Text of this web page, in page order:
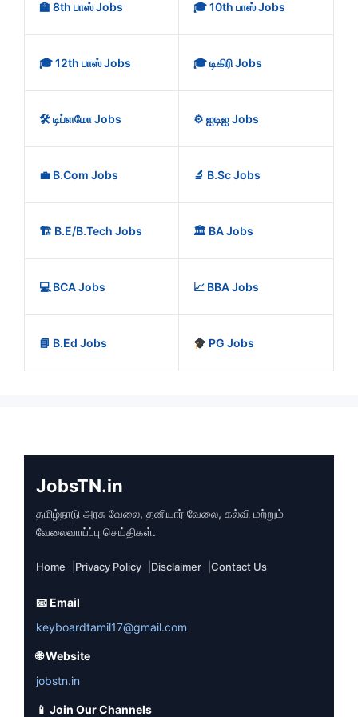
🏫 8th பாஸ் Jobs 🎓 10th பாஸ் Jobs
🎓 12th பாஸ் Jobs 🎓 டிகிரி Jobs
🛠️ டிப்ளமோ Jobs ⚙️ ஐடிஐ Jobs
💼 B.Com Jobs 🔬 B.Sc Jobs
🏗️ B.E/B.Tech Jobs 🏛️ BA Jobs
💻 BCA Jobs 📈 BBA Jobs
📘 B.Ed Jobs PG Jobs
JobsTN.in
தமிழ்நாடு அரசு வேலை, தனியார் வேலை, கல்வி மற்றும்
வேலைவாய்ப்பு செய்திகள்.
Home Privacy Policy Disclaimer Contact Us
📧 Email
keyboardtamil17@gmail.com
🌐 Website
jobstn.in
📱 Join Our Channels